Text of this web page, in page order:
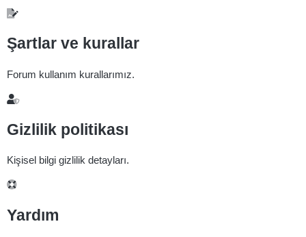
Şartlar ve kurallar
Forum kullanım kurallarımız.
Gizlilik politikası
Kişisel bilgi gizlilik detayları.
Yardım